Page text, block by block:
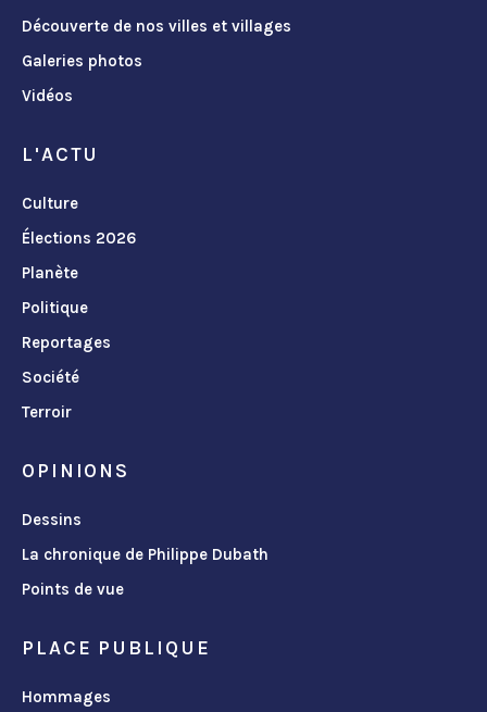
Découverte de nos villes et villages
Galeries photos
Vidéos
L'ACTU
Culture
Élections 2026
Planète
Politique
Reportages
Société
Terroir
OPINIONS
Dessins
La chronique de Philippe Dubath
Points de vue
PLACE PUBLIQUE
Hommages